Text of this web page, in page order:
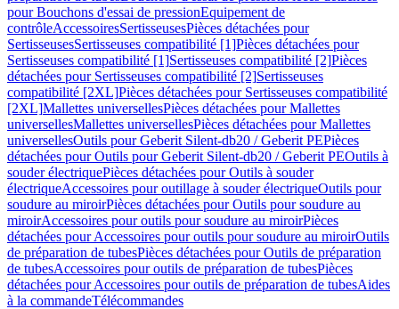
pour Bouchons d'essai de pressionEquipement de
contrôleAccessoiresSertisseusesPièces détachées pour
SertisseusesSertisseuses compatibilité [1]Pièces détachées pour
Sertisseuses compatibilité [1]Sertisseuses compatibilité [2]Pièces
détachées pour Sertisseuses compatibilité [2]Sertisseuses
compatibilité [2XL]Pièces détachées pour Sertisseuses compatibilité
[2XL]Mallettes universellesPièces détachées pour Mallettes
universellesMallettes universellesPièces détachées pour Mallettes
universellesOutils pour Geberit Silent-db20 / Geberit PEPièces
détachées pour Outils pour Geberit Silent-db20 / Geberit PEOutils à
souder électriquePièces détachées pour Outils à souder
électriqueAccessoires pour outillage à souder électriqueOutils pour
soudure au miroirPièces détachées pour Outils pour soudure au
miroirAccessoires pour outils pour soudure au miroirPièces
détachées pour Accessoires pour outils pour soudure au miroirOutils
de préparation de tubesPièces détachées pour Outils de préparation
de tubesAccessoires pour outils de préparation de tubesPièces
détachées pour Accessoires pour outils de préparation de tubesAides
à la commandeTélécommandes